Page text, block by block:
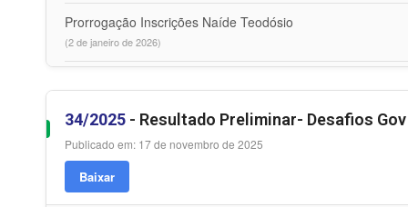
Prorrogação Inscrições Naíde Teodósio
(2 de janeiro de 2026)
34/2025 - Resultado Preliminar- Desafios Gov
Publicado em: 17 de novembro de 2025
Baixar